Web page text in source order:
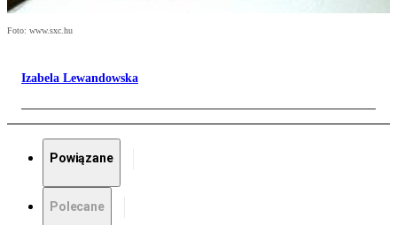
Foto: www.sxc.hu
Izabela Lewandowska
Powiązane
Polecane